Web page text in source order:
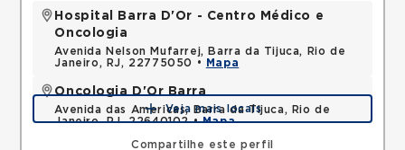
Compartilhe este perfil
Hospital Barra D'Or - Centro Médico e
Oncologia
Avenida Nelson Mufarrej, Barra da Tijuca, Rio de
Janeiro, RJ, 22775050 •
Mapa
Oncologia D'Or Barra
Avenida das Americas, Barra da Tijuca, Rio de
Janeiro, RJ, 22640102 •Mapa
Veja mais locais